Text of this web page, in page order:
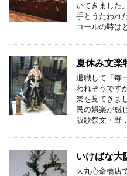
いてきました
手とうたわれ
コールの時は
夏休み文楽
退職して「毎
われそうです
楽を見てきま
民の娯楽が感
版歌祭文・野 …
いけばな大
大丸心斎橋店